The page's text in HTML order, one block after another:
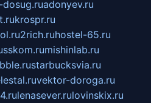
adonyev.ru
krospr.ru
2rich.ruhostel-65.ru
mishinlab.ru
starbucksvia.ru
vektor-doroga.ru
lenasever.rulovinskix.ru